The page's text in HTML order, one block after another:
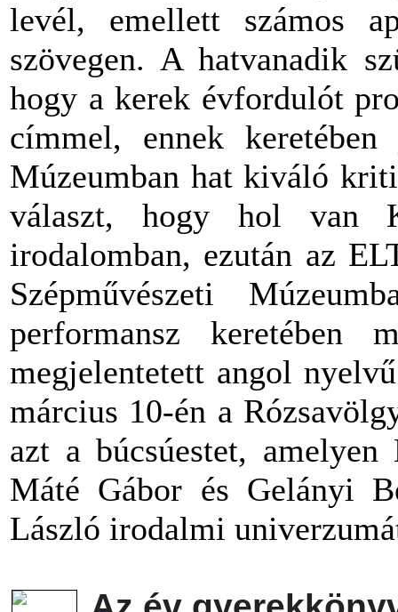
levél, emellett számos
szövegen. A hatvanadik
hogy a kerek évfordulót
címmel, ennek
Múzeumban hat kiváló
választ, hogy hol van
irodalomban, ezután az
Szépművészeti
performansz
megjelentetett angol
március 10-én a
azt a búcsúestet,
Máté Gábor és Gelányi
László irodalmi